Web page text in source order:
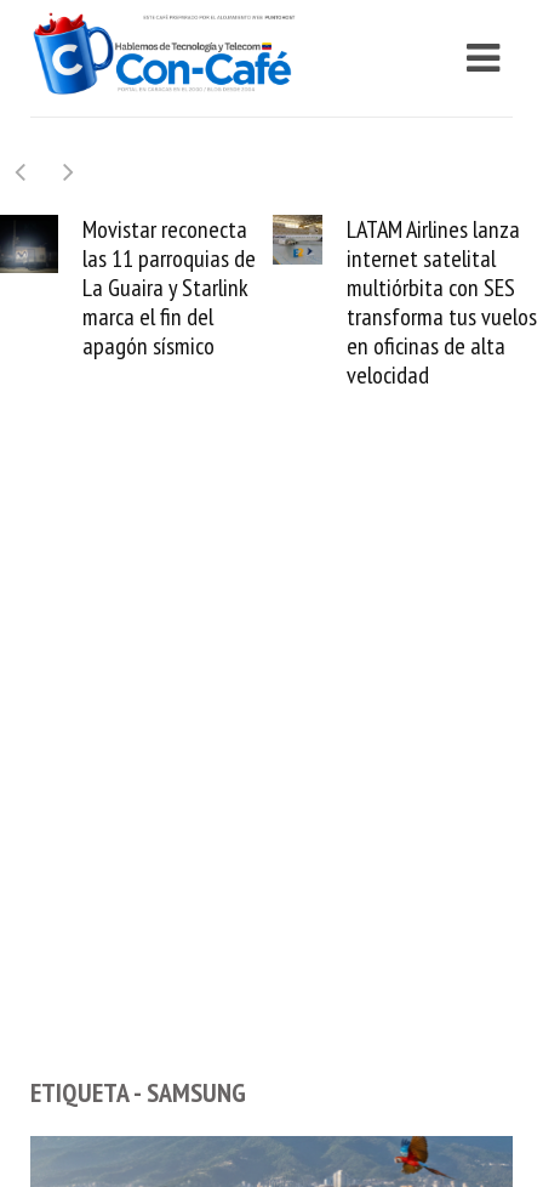
LATAM Airlines lanza
internet satelital
multiórbita con SES
transforma tus vuelos
en oficinas de alta
Samsung Galaxy Z
Fold8 la novedad
plegable y un
formato fácil de
enamorse
ETIQUETA - SAMSUNG